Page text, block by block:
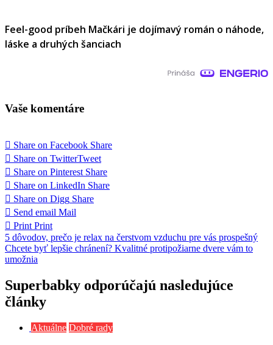
Feel-good príbeh Mačkári je dojímavý román o náhode,
láske a druhých šanciach
Vaše komentáre
Share on Facebook Share
Share on TwitterTweet
Share on Pinterest Share
Share on LinkedIn Share
Share on Digg Share
Send email Mail
Print Print
Navigácia
v
5 dôvodov, prečo je relax na čerstvom vzduchu pre vás prospešný
Chcete byť lepšie chránení? Kvalitné protipožiarne dvere vám to
umožnia
Superbabky odporúčajú nasledujúce
články
Aktuálne Dobré rady